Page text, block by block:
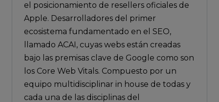
el posicionamiento de resellers oficiales de
Apple. Desarrolladores del primer
ecosistema fundamentado en el SEO,
llamado ACAI, cuyas webs están creadas
bajo las premisas clave de Google como son
los Core Web Vitals. Compuesto por un
equipo multidisciplinar in house de todas y
cada una de las disciplinas del